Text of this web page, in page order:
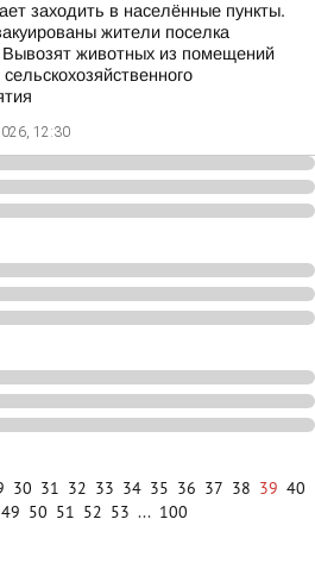
заходить в населённые пункты.
жители поселка
Вывозят животных из помещений
сельскохозяйственного
12:30
30 31 32 33 34 35 36 37 38 39 40
49 50 51 52 53 ... 100